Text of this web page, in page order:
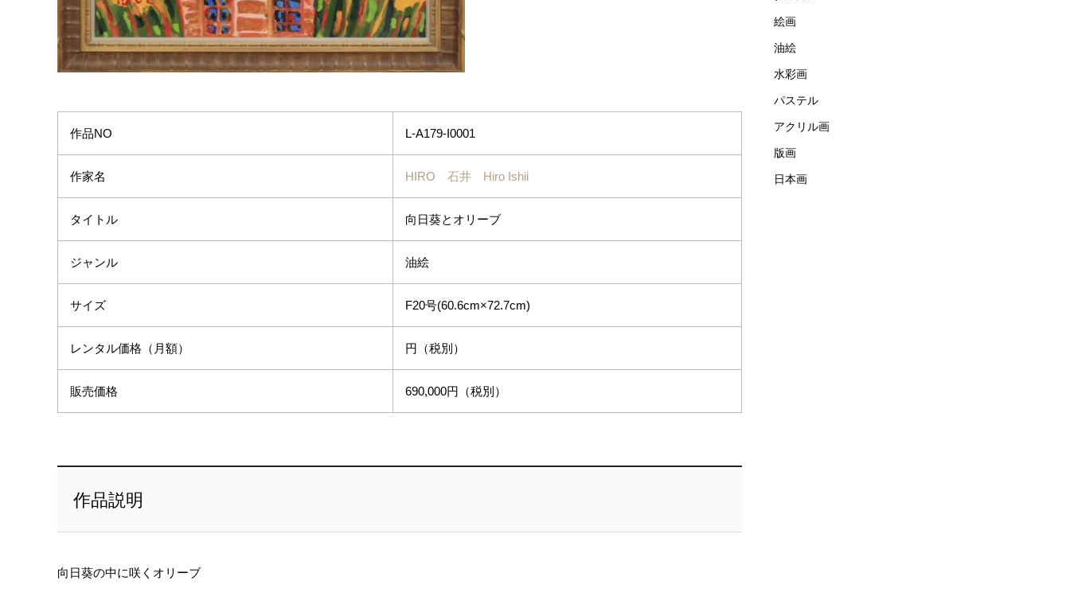
作品NO L-A179-I0001
作家名 HIRO 石井 Hiro Ishii
タイトル 向日葵とオリーブ
ジャンル 油絵
サイズ F20号(60.6cm×72.7cm)
レンタル価格（月額） 円（税別）
販売価格 690,000円（税別）
作品説明
向日葵の中に咲くオリーブ
絵画
油絵
水彩画
パステル
アクリル画
版画
日本画